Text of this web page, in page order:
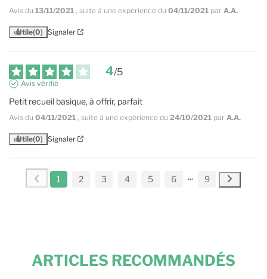
Avis du 13/11/2021 , suite à une expérience du 04/11/2021 par A.A.
Utile(0) Signaler
4/5
Avis vérifié
Petit recueil basique, à offrir, parfait
Avis du 04/11/2021 , suite à une expérience du 24/10/2021 par A.A.
Utile(0) Signaler
1 2 3 4 5 6 9
ARTICLES RECOMMANDÉS